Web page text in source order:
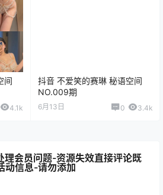
间
4.1k
抖音 不爱笑的赛琳 秘语空间
NO.009期
6月13日 0 3.4k
理会员问题-资源失效直接评论既
动信息-请勿添加